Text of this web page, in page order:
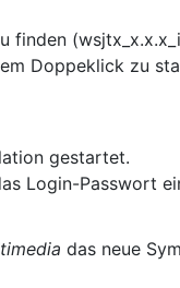
finden
Doppeklick zu
gestartet.
Login-Passwort
das neue